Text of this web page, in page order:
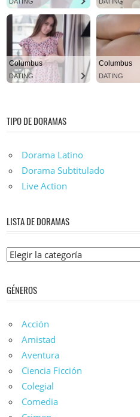
TIPO DE DORAMAS
Dorama Latino
Dorama Subtitulado
Live Action
LISTA DE DORAMAS
Lista
Doramas
GÉNEROS
Acción
Amistad
Aventura
Ciencia Ficción
Colegial
Comedia